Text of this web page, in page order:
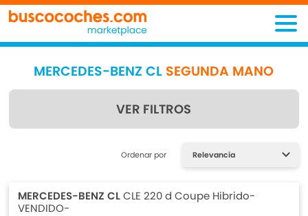
MERCEDES-BENZ CL SEGUNDA MANO
VER FILTROS
Encuentra lo que estás
Ordenar por
MERCEDES-BENZ CLCLE 220 d Coupe Hibrido-
VENDIDO-